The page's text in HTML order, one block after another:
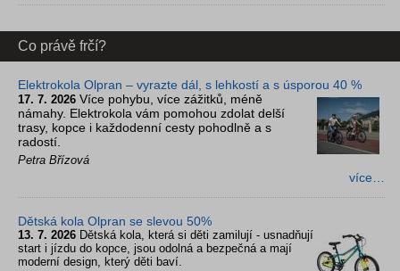
Co právě frčí?
Elektrokola Olpran – vyrazte dál, s lehkostí a s úsporou 40 %
17. 7. 2026 Více pohybu, více zážitků, méně
námahy. Elektrokola vám pomohou zdolat delší
trasy, kopce i každodenní cesty pohodlně a s
radostí.
Petra Břízová
více…
Dětská kola Olpran se slevou 50%
13. 7. 2026 Dětská kola, která si děti zamilují - usnadňují
start i jízdu do kopce, jsou odolná a bezpečná a mají
moderní design, který děti baví.